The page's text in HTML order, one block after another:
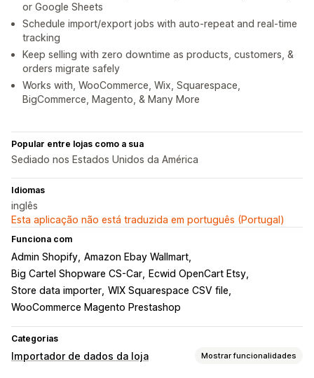
or Google Sheets
Schedule import/export jobs with auto-repeat and real-time
tracking
Keep selling with zero downtime as products, customers, &
orders migrate safely
Works with, WooCommerce, Wix, Squarespace,
BigCommerce, Magento, & Many More
Popular entre lojas como a sua
Sediado nos Estados Unidos da América
Idiomas
inglês
Esta aplicação não está traduzida em português (Portugal)
Funciona com
Admin Shopify Amazon Ebay Wallmart
Big Cartel Shopware CS-Car
Ecwid OpenCart Etsy
Store data importer WIX Squarespace CSV file
WooCommerce Magento Prestashop
Categorias
Importador de dados da loja Mostrar funcionalidades